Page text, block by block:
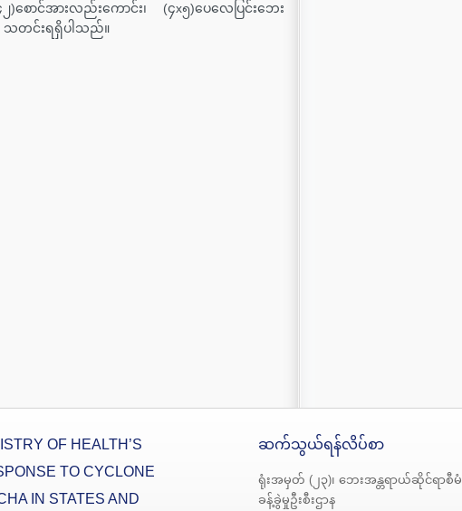
ာင်အားလည်းကောင်း၊ (၄x၅)ပေလေပြင်းဘေး
း သတင်းရရှိပါသည်။
OF HEALTH’S
TO CYCLONE
IN STATES AND
ဆက်သွယ်ရန်လိပ်စာ
ရုံးအမှတ် (၂၃)၊ ဘေးအန္တရာယ်ဆိုင်ရာစီမံ
ခန့်ခွဲမှုဦးစီးဌာန